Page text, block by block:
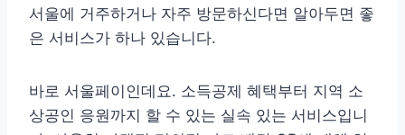
서울에 거주하거나 자주 방문하신다면 알아두면 좋
은 서비스가 하나 있습니다.
바로 서울페이인데요. 소득공제 혜택부터 지역 소
상공인 응원까지 할 수 있는 실속 있는 서비스입니